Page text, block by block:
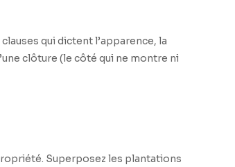
qui dictent l’apparence, la
clôture (le côté qui ne montre ni
Superposez les plantations